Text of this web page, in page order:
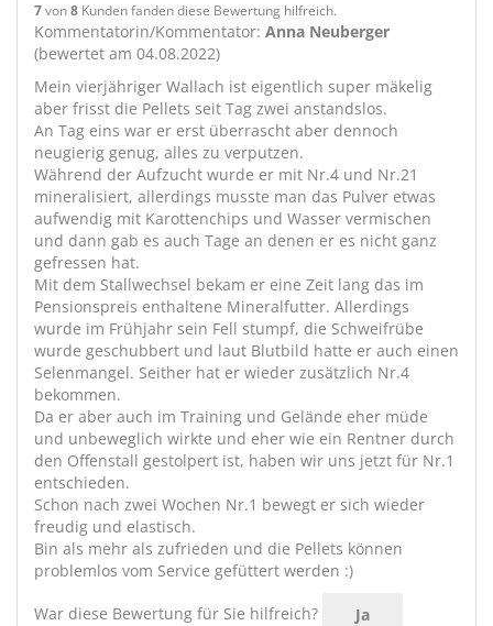
7von8 Kunden fanden diese Bewertung hilfreich.
Kommentatorin/Kommentator: Anna Neuberger
(bewertet am 04.08.2022)
Mein vierjähriger Wallach ist eigentlich super mäkelig
aber frisst die Pellets seit Tag zwei anstandslos.
An Tag eins war er erst überrascht aber dennoch
neugierig genug, alles zu verputzen.
Während der Aufzucht wurde er mit Nr.4 und Nr.21
mineralisiert, allerdings musste man das Pulver etwas
aufwendig mit Karottenchips und Wasser vermischen
und dann gab es auch Tage an denen er es nicht ganz
gefressen hat.
Mit dem Stallwechsel bekam er eine Zeit lang das im
Pensionspreis enthaltene Mineralfutter. Allerdings
wurde im Frühjahr sein Fell stumpf, die Schweifrübe
wurde geschubbert und laut Blutbild hatte er auch einen
Selenmangel. Seither hat er wieder zusätzlich Nr.4
bekommen.
Da er aber auch im Training und Gelände eher müde
und unbeweglich wirkte und eher wie ein Rentner durch
den Offenstall gestolpert ist, haben wir uns jetzt für Nr.1
entschieden.
Schon nach zwei Wochen Nr.1 bewegt er sich wieder
freudig und elastisch.
Bin als mehr als zufrieden und die Pellets können
problemlos vom Service gefüttert werden :)
War diese Bewertung für Sie hilfreich? Ja